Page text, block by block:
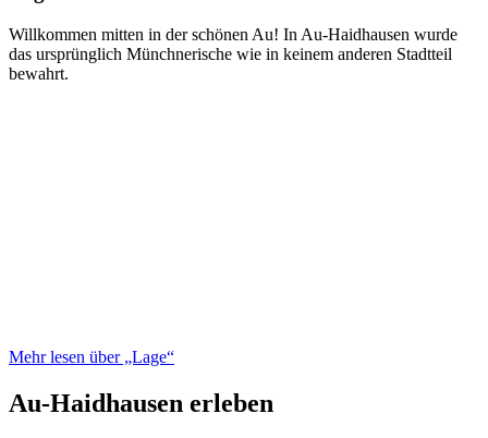
Willkommen mitten in der schönen Au! In Au-Haidhausen wurde
das ursprünglich Münchnerische wie in keinem anderen Stadtteil
bewahrt.
Mehr lesen über „Lage“
Au-Haidhausen erleben